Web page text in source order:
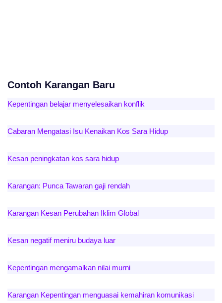
Contoh Karangan Baru
Kepentingan belajar menyelesaikan konflik
Cabaran Mengatasi Isu Kenaikan Kos Sara Hidup
Kesan peningkatan kos sara hidup
Karangan: Punca Tawaran gaji rendah
Karangan Kesan Perubahan Iklim Global
Kesan negatif meniru budaya luar
Kepentingan mengamalkan nilai murni
Karangan Kepentingan menguasai kemahiran komunikasi